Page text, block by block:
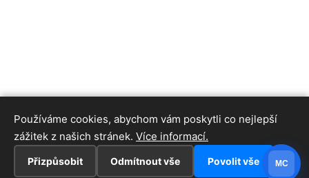
Používáme cookies, abychom vám poskytli co nejlepší
zážitek z našich stránek. Více informací.
Přizpůsobit Odmítnout vše Povolit vše MC